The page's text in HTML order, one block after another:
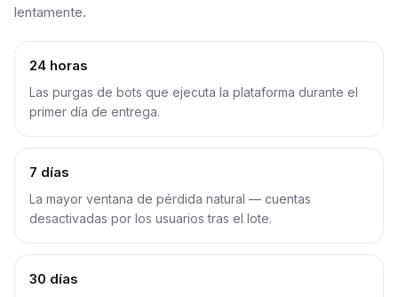
lentamente.
24 horas
Las purgas de bots que ejecuta la plataforma durante el
primer día de entrega.
7 días
La mayor ventana de pérdida natural — cuentas
desactivadas por los usuarios tras el lote.
30 días